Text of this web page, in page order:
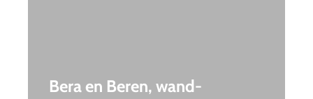
Bera en Beren, wand-